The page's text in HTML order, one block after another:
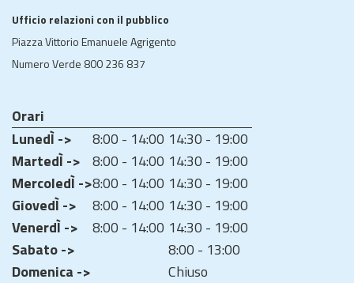
Ufficio relazioni con il pubblico
Piazza Vittorio Emanuele Agrigento
Numero Verde 800 236 837
Orari
LunedÌ ->
8:00 - 14:00 14:30 - 19:00
MartedÌ -> 8:00 - 14:00 14:30 - 19:00
MercoledÌ ->8:00 - 14:00 14:30 - 19:00
GiovedÌ ->
8:00 - 14:00 14:30 - 19:00
VenerdÌ ->
8:00 - 14:00 14:30 - 19:00
Sabato ->
8:00 - 13:00
Domenica ->
Chiuso